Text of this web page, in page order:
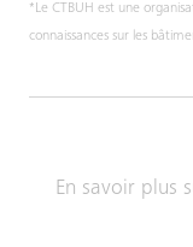
*Le CTBUH est une
connaissances sur les
En savoir plus